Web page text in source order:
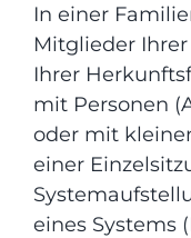
In einer
Mitglieder
Ihrer
mit Personen
oder mit
einer
eines Systems